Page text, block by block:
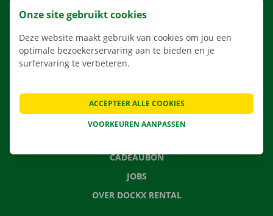
VERHUISOPLOSSINGEN
CONTACTEER ONS
VEELGESTELDE VRAGEN
CADEAUBON
JOBS
OVER DOCKX RENTAL
Onze site gebruikt cookies
Deze website maakt gebruik van cookies om jou een
optimale bezoekerservaring aan te bieden en je
surfervaring te verbeteren.
VOORKEUREN AANPASSEN
ACCEPTEER ALLE COOKIES